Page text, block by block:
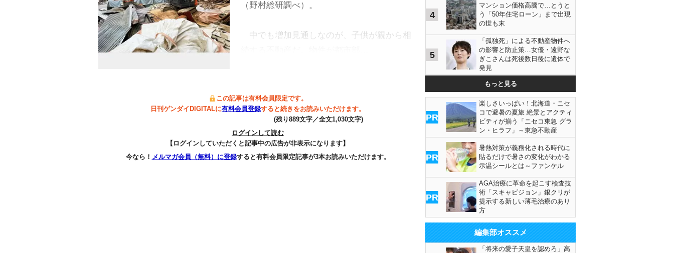
（野村総研調べ）。
中でも増加見通しなのが、子供が親から相
この記事は有料会員限定です。
日刊ゲンダイDIGITALに有料会員登録すると続きをお読みいただけます。
(残り889文字／全文1,030文字)
ログインして読む
【ログインしていただくと記事中の広告が非表示になります】
今なら！ メルマガ会員（無料）に登録すると有料会員限定記事が3本お読みいただけます。
4
マンション価格高騰で…とうと
う「50年住宅ローン」まで出現
の世も末
5
「孤独死」による不動産物件へ
の影響と防止策…女優・遠野な
ぎこさんは死後数日後に遺体で
発見
もっと見る
PR
楽しさいっぱい！北海道・ニセ
コで避暑の夏旅 絶景とアクティ
ビティが揃う「ニセコ東急 グラ
ン・ヒラフ」～東急不動産
PR
暑熱対策が義務化される時代に
貼るだけで暑さの変化がわかる
示温シールとは～ファンケル
PR
AGA治療に革命を起こす検査技
術「スキャビジョン」銀クリが
提示する新しい薄毛治療のあり
方
編集部オススメ
「将来の愛子天皇を認めろ」高